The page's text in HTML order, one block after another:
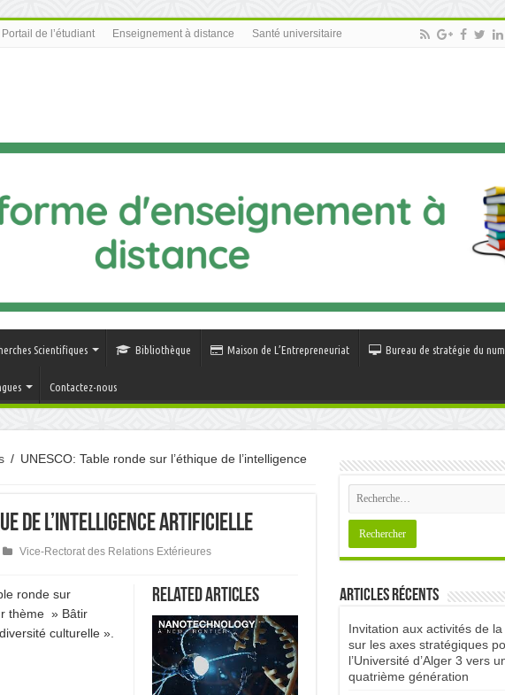
Portail de l’étudiant Enseignement à distance Santé universitaire
Scientifiques Bibliothèque Maison de L’Entrepreneuriat Bureau de stratégie du
Contactez-nous
/ UNESCO: Table ronde sur l’éthique de l’intelligence
de l’intelligence artificielle
Vice-Rectorat des Relations Extérieures
Related Articles
ronde sur
thème » Bâtir
culturelle ».
Articles récents
Invitation aux activités de la
sur les axes stratégiques
l’Université d’Alger 3 vers
quatrième génération